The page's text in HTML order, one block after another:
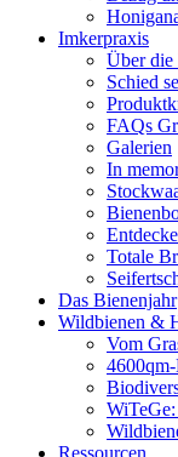
Imkerpraxis
Über die
Schied
FAQs
Galerien
In
Totale
Das Bienenjahr
Wildbienen &
Vom
Ressourcen